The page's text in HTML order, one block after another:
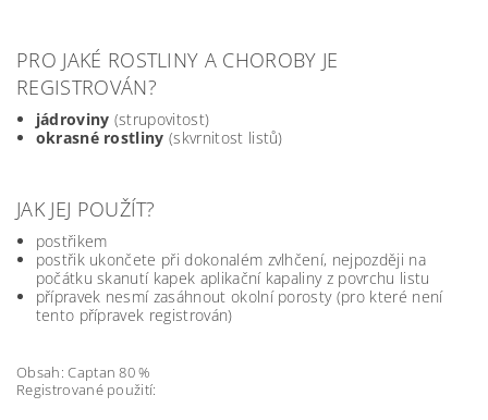
PRO JAKÉ ROSTLINY A CHOROBY JE
REGISTROVÁN?
jádroviny (strupovitost)
okrasné rostliny (skvrnitost listů)
JAK JEJ POUŽÍT?
postřikem
postřik ukončete při dokonalém zvlhčení, nejpozději na
počátku skanutí kapek aplikační kapaliny z povrchu listu
přípravek nesmí zasáhnout okolní porosty (pro které není
tento přípravek registrován)
Obsah: Captan 80 %
Registrované použití: